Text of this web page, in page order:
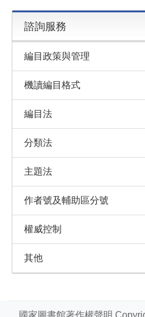
諮詢服務
編目政策與管理
機讀編目格式
編目法
分類法
主題法
作者號及輔助區分號
權威控制
其他
國家圖書館著作權聲明